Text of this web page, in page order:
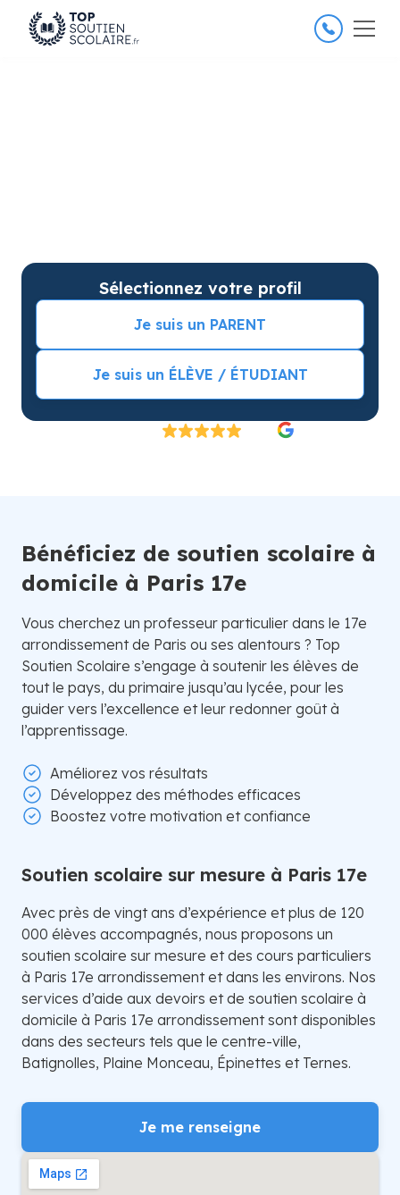
26 000 élèves satisfaits
Sélectionnez votre profil
Je suis un PARENT
Je suis un ÉLÈVE / ÉTUDIANT
Bénéficiez de soutien scolaire à
domicile à Paris 17e
Vous cherchez un professeur particulier dans le 17e
arrondissement de Paris ou ses alentours ? Top
Soutien Scolaire s’engage à soutenir les élèves de
tout le pays, du primaire jusqu’au lycée, pour les
guider vers l’excellence et leur redonner goût à
l’apprentissage.
Améliorez vos résultats
Développez des méthodes efficaces
Boostez votre motivation et confiance
Soutien scolaire sur mesure à Paris 17e
Avec près de vingt ans d’expérience et plus de 120
000 élèves accompagnés, nous proposons un
soutien scolaire sur mesure et des cours particuliers
à Paris 17e arrondissement et dans les environs. Nos
services d’aide aux devoirs et de soutien scolaire à
domicile à Paris 17e arrondissement sont disponibles
dans des secteurs tels que le centre-ville,
Batignolles, Plaine Monceau, Épinettes et Ternes.
Je me renseigne